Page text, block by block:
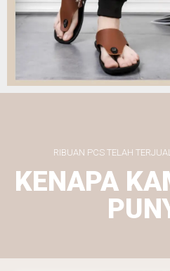
RIBUAN PCS TELAH
KENAPA